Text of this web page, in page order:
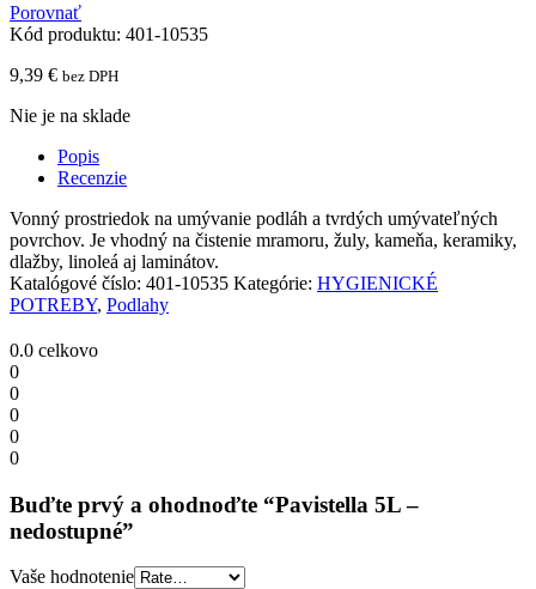
Porovnať
Kód produktu: 401-10535
9,39 € bez DPH
Nie je na sklade
Popis
Recenzie
Vonný prostriedok na umývanie podláh a tvrdých umývateľných
povrchov. Je vhodný na čistenie mramoru, žuly, kameňa, keramiky,
dlažby, linoleá aj laminátov.
Katalógové číslo: 401-10535 Kategórie: HYGIENICKÉ
POTREBY, Podlahy
0.0 celkovo
0
0
0
0
0
Buďte prvý a ohodnoďte “Pavistella 5L –
nedostupné”
Vaše hodnotenie